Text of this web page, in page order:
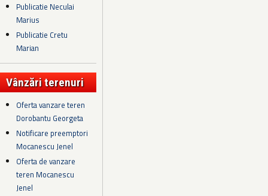
Publicatie Neculai
Marius
Publicatie Cretu
Marian
Vânzări terenuri
Oferta vanzare teren
Dorobantu Georgeta
Notificare preemptori
Mocanescu Jenel
Oferta de vanzare
teren Mocanescu
Jenel